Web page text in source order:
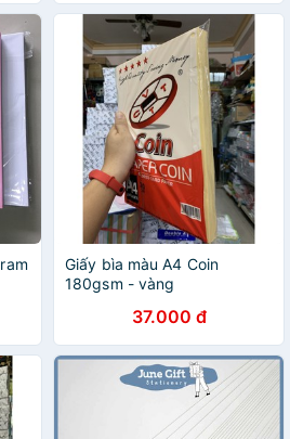
Giấy bìa màu A4 Coin
180gsm - vàng
37.000 đ